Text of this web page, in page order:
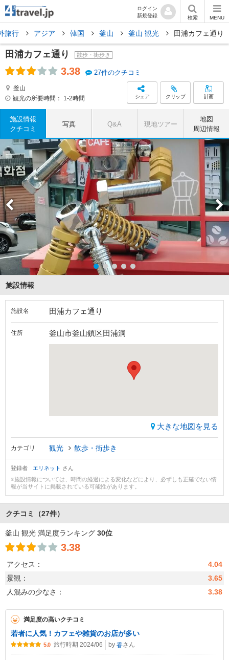
ログイン
新規登録
検索 MENU
旅行 アジア 韓国 釜山 釜山 観光 田浦カフェ通り
田浦カフェ通り 散歩・街歩き
3.38 27件のクチコミ
釜山
観光の所要時間：
1-2時間 シェア クリップ 計画
施設情報
クチコミ
写真 Q&A 現地ツアー
地図
周辺情報
施設情報
施設名 田浦カフェ通り
住所 釜山市釜山鎮区田浦洞
大きな地図を見る
カテゴリ 観光 散歩・街歩き
登録者 エリネット さん
※施設情報については、時間の経過による変化などにより、必ずしも正確でない情
報が当サイトに掲載されている可能性があります。
クチコミ （27件）
釜山 観光 満足度ランキング 30位
3.38
アクセス：
4.04
景観：
3.65
人混みの少なさ：
3.38
満足度の高いクチコミ
若者に人気！カフェや雑貨のお店が多い
5.0 旅行時期 2024/06 by 香さん